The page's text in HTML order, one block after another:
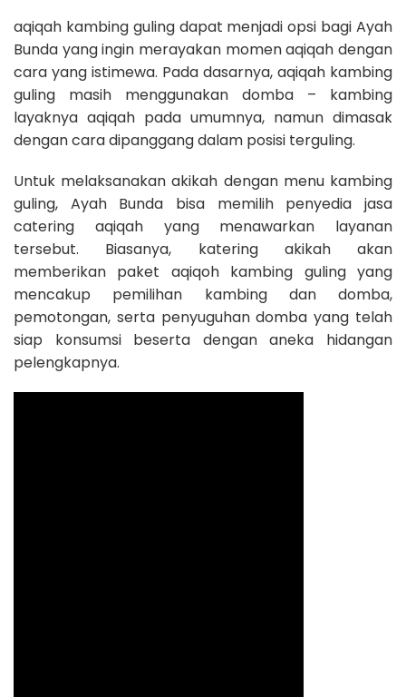
aqiqah kambing guling dapat menjadi opsi bagi Ayah
Bunda yang ingin merayakan momen aqiqah dengan
cara yang istimewa. Pada dasarnya, aqiqah kambing
guling masih menggunakan domba – kambing
layaknya aqiqah pada umumnya, namun dimasak
dengan cara dipanggang dalam posisi terguling.
Untuk melaksanakan akikah dengan menu kambing
guling, Ayah Bunda bisa memilih penyedia jasa
catering aqiqah yang menawarkan layanan
tersebut. Biasanya, katering akikah akan
memberikan paket aqiqoh kambing guling yang
mencakup pemilihan kambing dan domba,
pemotongan, serta penyuguhan domba yang telah
siap konsumsi beserta dengan aneka hidangan
pelengkapnya.